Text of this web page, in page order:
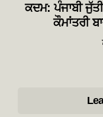
ਕਦਮ: ਪੰਜਾਬੀ
ਕੌਮਾਂਤਰੀ